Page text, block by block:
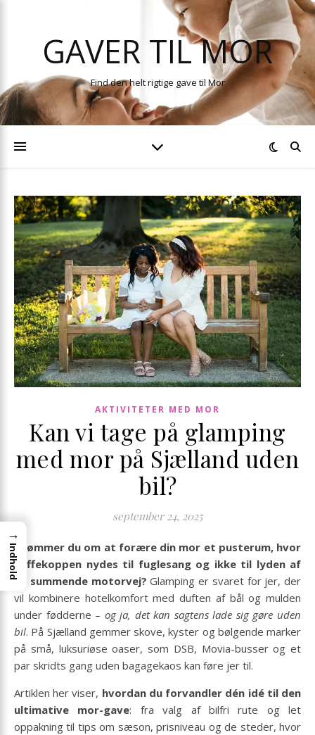
GAVER TIL MOR
Find den helt rigtige gave til Mor
AKTIVITETER MED MOR
Kan vi tage på glamping
med mor på Sjælland uden
bil?
september 24, 2025
Drømmer du om at forære din mor et pusterum, hvor
kaffekoppen nydes til fuglesang og ikke til lyden af
en summende motorvej? Glamping er svaret for jer, der
vil kombinere hotelkomfort med duften af bål og mulden
under fødderne – og ja, det kan sagtens lade sig gøre uden
bil. På Sjælland gemmer skove, kyster og bølgende marker
på små, luksuriøse oaser, som DSB, Movia-busser og et
par skridts gang uden bagagekaos kan føre jer til.
Artiklen her viser, hvordan du forvandler dén idé til den
ultimative mor-gave: fra valg af bilfri rute og let
oppakning til tips om sæson, prisniveau og de steder, hvor
→
Indhold